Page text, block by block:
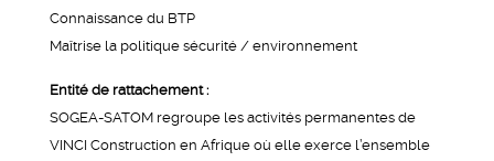
Connaissance du BTP
Maîtrise la politique sécurité / environnement
Entité de rattachement :
SOGEA-SATOM regroupe les activités permanentes de
VINCI Construction en Afrique où elle exerce l’ensemble